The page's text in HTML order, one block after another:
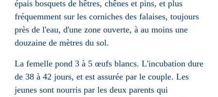
épais bosquets de hêtres, chênes et pins, et plus
fréquemment sur les corniches des falaises, toujours
près de l'eau, d'une zone ouverte, à au moins une
douzaine de mètres du sol.
La femelle pond 3 à 5 œufs blancs. L'incubation dure
de 38 à 42 jours, et est assurée par le couple. Les
jeunes sont nourris par les deux parents qui